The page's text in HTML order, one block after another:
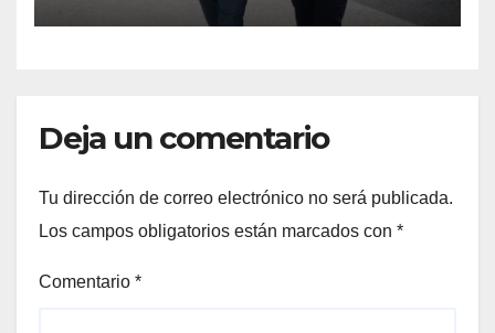
Deja un comentario
Tu dirección de correo electrónico no será publicada.
Los campos obligatorios están marcados con *
Comentario *